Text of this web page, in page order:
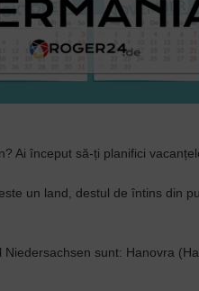
Ai început să-ți planifici
un land, destul de întins din
sunt: Hanovra